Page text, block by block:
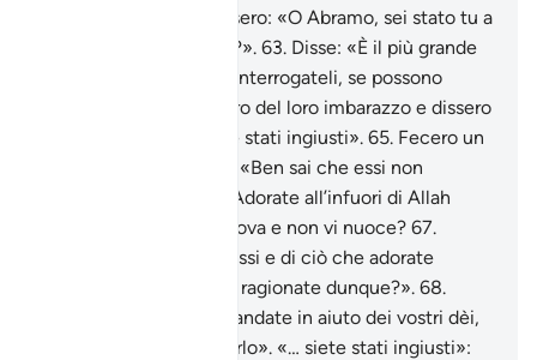
Dissero: «O Abramo, sei stato tu a
far questo ai nostri dèi?». 63. Disse: «È il più grande
di loro che lo ha fatto. Interrogateli, se possono
Si avvidero del loro imbarazzo e dissero
tra loro: «Davvero siete stati ingiusti». 65. Fecero un
voltafaccia [e dissero]: «Ben sai che essi non
Disse: «Adorate all’infuori di Allah
qualcuno che non vi giova e non vi nuoce? 67.
Vergognatevi di voi stessi e di ciò che adorate
all’infuori di Allah! Non ragionate dunque?». 68.
Dissero: «Bruciatelo e andate in aiuto dei vostri dèi,
se siete [in grado] di farlo». «… siete stati ingiusti»: